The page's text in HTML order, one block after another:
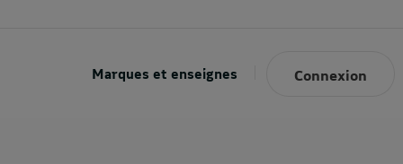
Marques et enseignes Connexion